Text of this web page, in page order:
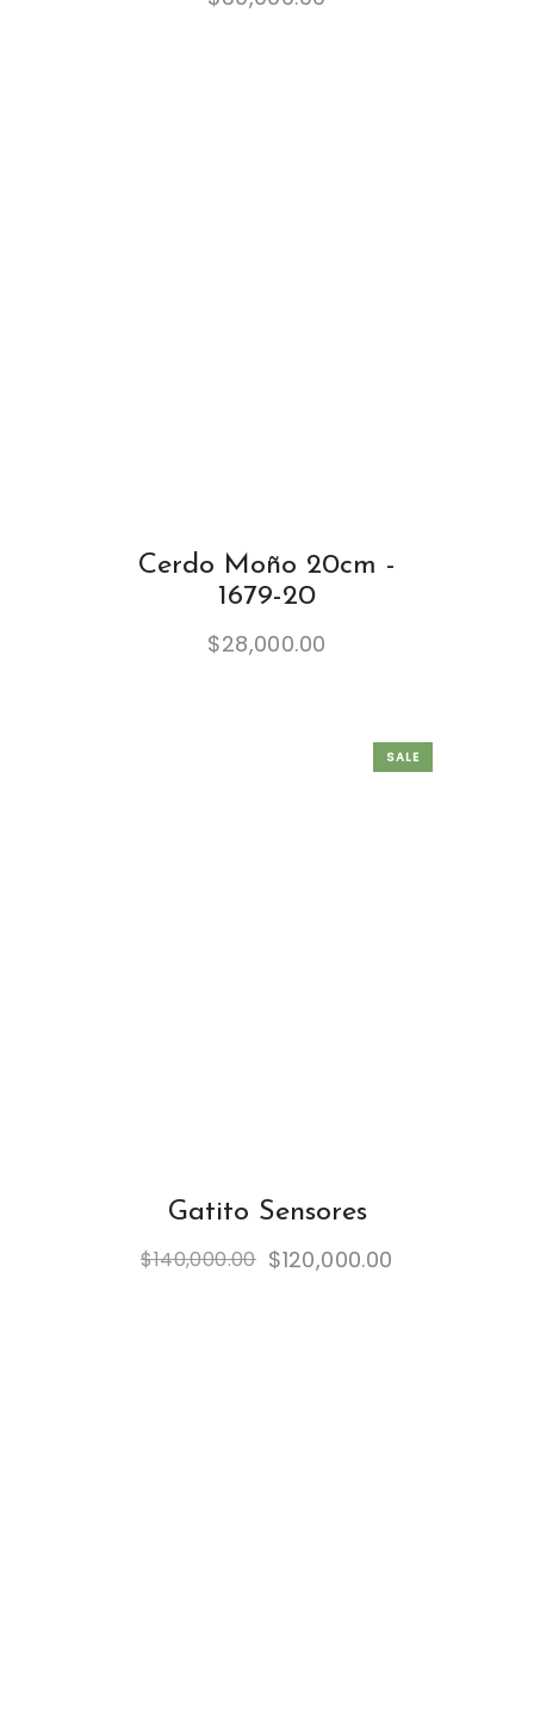
Cerdo Moño 20cm -
1679-20
$28,000.00
SALE
Gatito Sensores
$140,000.00 $120,000.00